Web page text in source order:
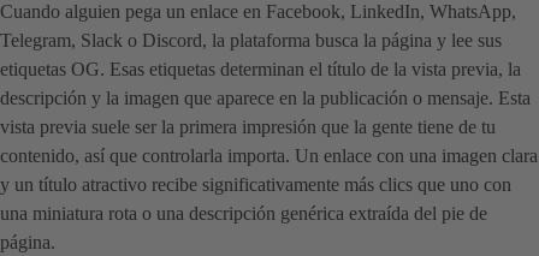
Cuando alguien pega un enlace en Facebook, LinkedIn, WhatsApp,
Telegram, Slack o Discord, la plataforma busca la página y lee sus
etiquetas OG. Esas etiquetas determinan el título de la vista previa, la
descripción y la imagen que aparece en la publicación o mensaje. Esta
vista previa suele ser la primera impresión que la gente tiene de tu
contenido, así que controlarla importa. Un enlace con una imagen clara
y un título atractivo recibe significativamente más clics que uno con
una miniatura rota o una descripción genérica extraída del pie de
página.